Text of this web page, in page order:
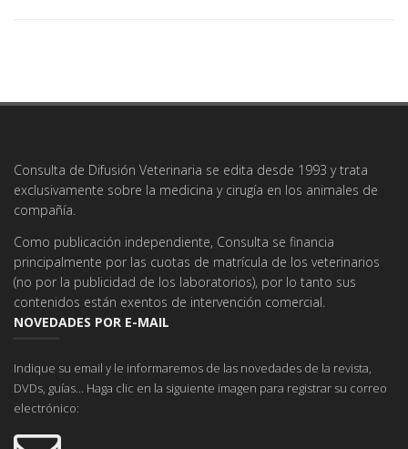
Consulta de Difusión Veterinaria se edita desde 1993 y trata
exclusivamente sobre la medicina y cirugía en los animales de
compañía.
Como publicación independiente, Consulta se financia
principalmente por las cuotas de matrícula de los veterinarios
(no por la publicidad de los laboratorios), por lo tanto sus
contenidos están exentos de intervención comercial.
NOVEDADES POR E-MAIL
Indique su email y le informaremos de las novedades de la revista,
DVDs, guías... Haga clic en la siguiente imagen para registrar su correo
electrónico: